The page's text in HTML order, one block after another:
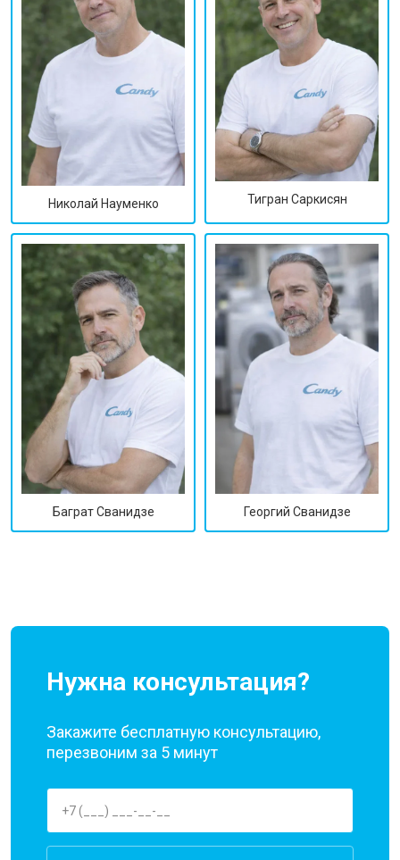
Николай Науменко Тигран Саркисян
Баграт Сванидзе Георгий Сванидзе
Нужна консультация?
Закажите бесплатную консультацию,
перезвоним за 5 минут